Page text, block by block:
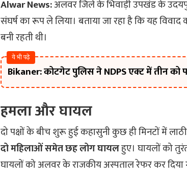
Alwar News:अलवर जिले के भिवाड़ी उपखंड के
संघर्ष का रूप ले लिया। बताया जा रहा है कि यह
बनी रहती थी।
ये भी पढ़े
Bikaner: कोटगेट पुलिस ने NDPS एक्ट में तीन को
हमला और घायल
दो पक्षों के बीच शुरू हुई कहासुनी कुछ ही मिनटों में
दो महिलाओं समेत छह लोग घायलहुए। घायलों को
घायलों को अलवर के राजकीय अस्पताल रेफर कर दिया